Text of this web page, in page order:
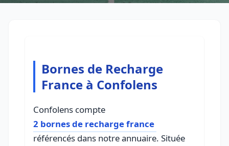
Bornes de Recharge
France à Confolens
Confolens compte
2 bornes de recharge france
référencés dans notre annuaire. Située